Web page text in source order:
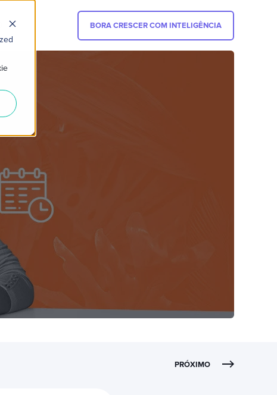
BORA CRESCER COM INTELIGÊNCIA
PRÓXIMO